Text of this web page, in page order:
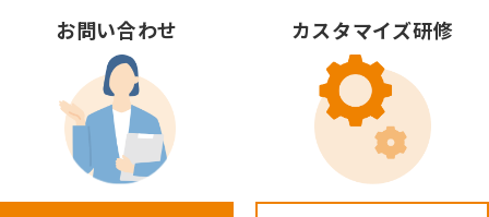
お問い合わせ カスタマイズ研修